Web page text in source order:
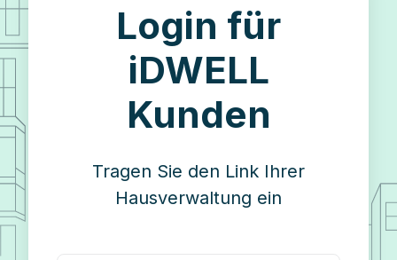
Login für
iDWELL
Kunden
Tragen Sie den Link Ihrer
Hausverwaltung ein